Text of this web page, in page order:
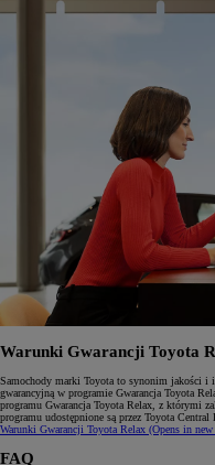
Warunki Gwarancji Toyota
Samochody marki Toyota to synonim jakości i
gwarancyjną w programie Gwarancja Toyota
programu Gwarancja Toyota Relax, z którymi
programu udostępnione są przez Toyota
Warunki Gwarancji Toyota Relax (Opens in
FAQ